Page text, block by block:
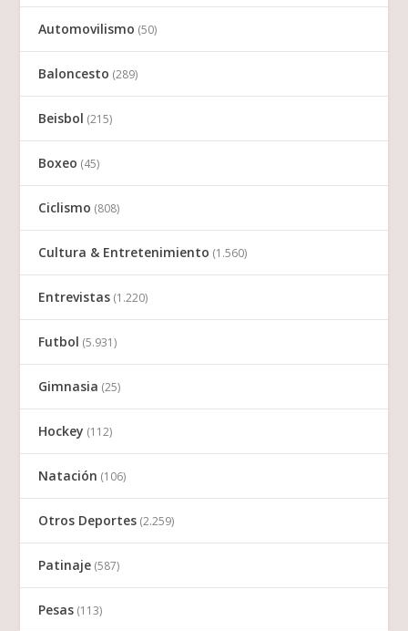
Automovilismo (50)
Baloncesto (289)
Beisbol (215)
Boxeo (45)
Ciclismo (808)
Cultura & Entretenimiento (1.560)
Entrevistas (1.220)
Futbol (5.931)
Gimnasia (25)
Hockey (112)
Natación (106)
Otros Deportes (2.259)
Patinaje (587)
Pesas (113)